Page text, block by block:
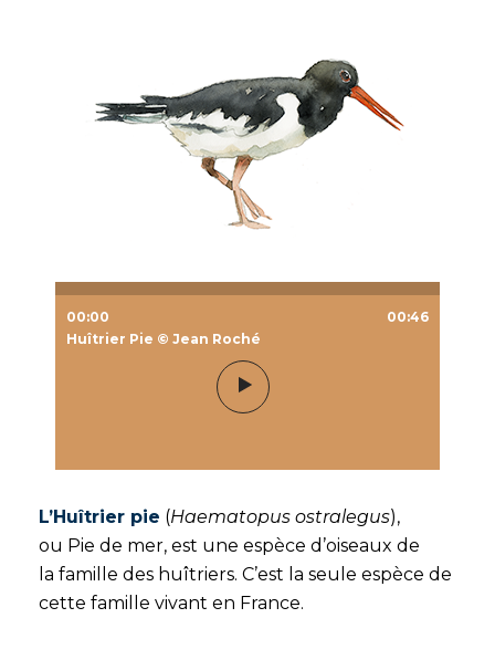
00:00
00:46
Huîtrier Pie © Jean Roché
L’Huîtrier pie (Haematopus ostralegus),
ou Pie de mer, est une espèce d’oiseaux de
la famille des huîtriers. C’est la seule espèce de
cette famille vivant en France.